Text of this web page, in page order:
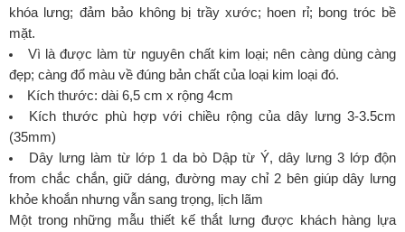
khóa lưng; đảm bảo không bị trầy xước; hoen rỉ; bong tróc bề
mặt.
Vì là được làm từ nguyên chất kim loại; nên càng dùng càng
đẹp; càng đổ màu về đúng bản chất của loại kim loại đó.
Kích thước: dài 6,5 cm x rộng 4cm
Kích thước phù hợp với chiều rộng của dây lưng 3-3.5cm
(35mm)
Dây lưng làm từ lớp 1 da bò Dập từ Ý, dây lưng 3 lớp độn
from chắc chắn, giữ dáng, đường may chỉ 2 bên giúp dây lưng
khỏe khoắn nhưng vẫn sang trọng, lịch lãm
Một trong những mẫu thiết kế thắt lưng được khách hàng lựa